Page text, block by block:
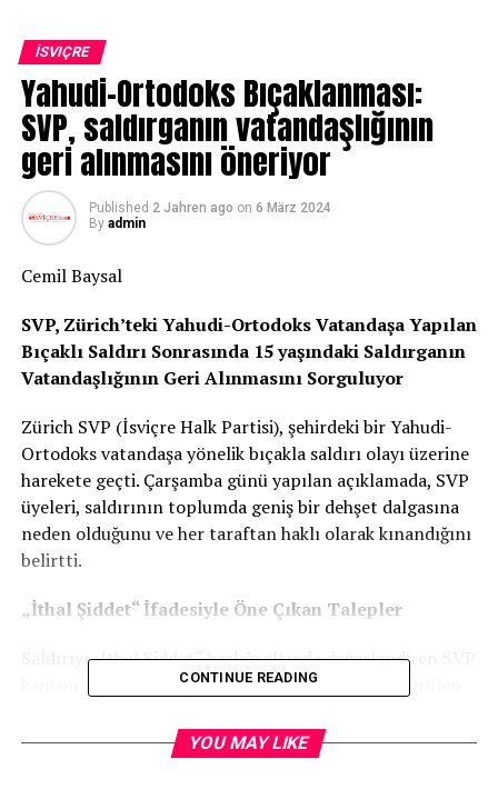
İSVIÇRE
Yahudi-Ortodoks Bıçaklanması:
SVP, saldırganın vatandaşlığının
geri alınmasını öneriyor
Published 2 Jahren ago on 6 März 2024
By admin
Cemil Baysal
SVP, Zürich’teki Yahudi-Ortodoks Vatandaşa Yapılan
Bıçaklı Saldırı Sonrasında 15 yaşındaki Saldırganın
Vatandaşlığının Geri Alınmasını Sorguluyor
Zürich SVP (İsviçre Halk Partisi), şehirdeki bir Yahudi-
Ortodoks vatandaşa yönelik bıçakla saldırı olayı üzerine
harekete geçti. Çarşamba günü yapılan açıklamada, SVP
üyeleri, saldırının toplumda geniş bir dehşet dalgasına
neden olduğunu ve her taraftan haklı olarak kınandığını
belirtti.
„İthal Şiddet“ İfadesiyle Öne Çıkan Talepler
Saldırıyı „İthal Şiddet“ başlığı altında değerlendiren SVP
kanton meclisi üyeleri, olayın, uzun bir süredir görülen
savundu. SVP, hükümetten saldırganın kimliği ve olaya
ilişkin detaylar hakkında daha fazla bilgi talep ediyor.
CONTINUE READING
YOU MAY LIKE